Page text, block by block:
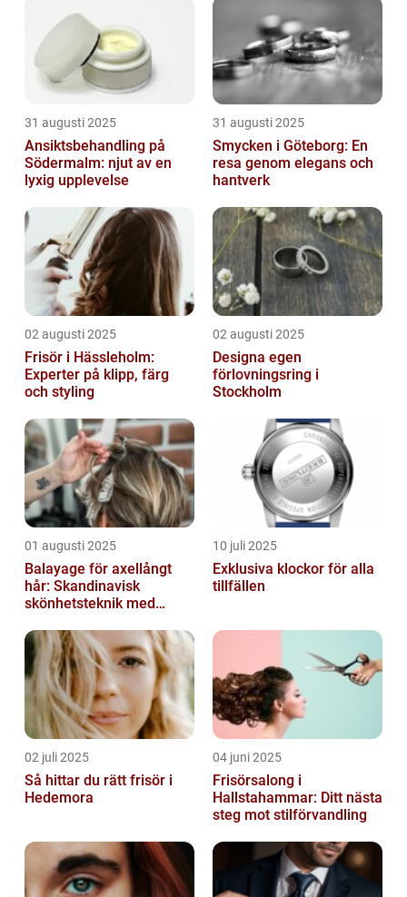
31 augusti 2025
Ansiktsbehandling på
Södermalm: njut av en
lyxig upplevelse
31 augusti 2025
Smycken i Göteborg: En
resa genom elegans och
hantverk
02 augusti 2025
Frisör i Hässleholm:
Experter på klipp, färg
och styling
02 augusti 2025
Designa egen
förlovningsring i
Stockholm
01 augusti 2025
Balayage för axellångt
hår: Skandinavisk
skönhetsteknik med
10 juli 2025
Exklusiva klockor för alla
tillfällen
02 juli 2025
Så hittar du rätt frisör i
Hedemora
04 juni 2025
Frisörsalong i
Hallstahammar: Ditt nästa
steg mot stilförvandling